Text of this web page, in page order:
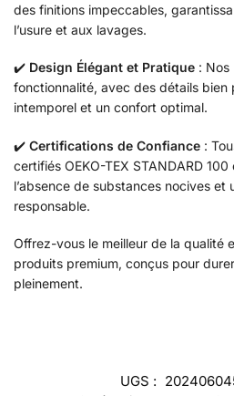
des finitions impeccables,
l’usure et aux lavages.
✔️ Design Élégant et Pratique : Nos
fonctionnalité, avec des détails bien
intemporel et un confort optimal.
✔️ Certifications de Confiance :
certifiés OEKO-TEX STANDARD
l’absence de substances nocives
responsable.
Offrez-vous le meilleur de la qualité
produits premium, conçus pour
pleinement.
UGS :